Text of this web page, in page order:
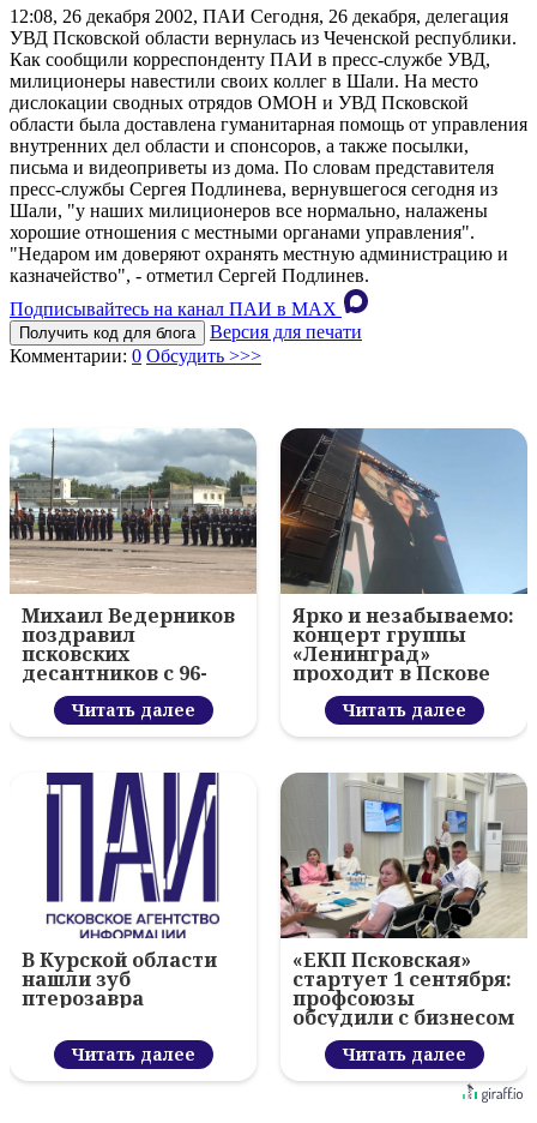
12:08, 26 декабря 2002, ПАИ Сегодня, 26 декабря, делегация
УВД Псковской области вернулась из Чеченской республики.
Как сообщили корреспонденту ПАИ в пресс-службе УВД,
милиционеры навестили своих коллег в Шали. На место
дислокации сводных отрядов ОМОН и УВД Псковской
области была доставлена гуманитарная помощь от управления
внутренних дел области и спонсоров, а также посылки,
письма и видеоприветы из дома. По словам представителя
пресс-службы Сергея Подлинева, вернувшегося сегодня из
Шали, "у наших милиционеров все нормально, налажены
хорошие отношения с местными органами управления".
"Недаром им доверяют охранять местную администрацию и
казначейство", - отметил Сергей Подлинев.
Подписывайтесь на канал ПАИ в MAХ
Получить код для блога
Версия для печати
Комментарии: 0 Обсудить >>>
Михаил Ведерников
поздравил
псковских
десантников с 96-
летием ВДВ и
вручил награды
Читать далее
Ярко и незабываемо:
концерт группы
«Ленинград»
проходит в Пскове
Читать далее
В Курской области
нашли зуб
птерозавра
Читать далее
«ЕКП Псковская»
стартует 1 сентября:
профсоюзы
обсудили с бизнесом
новый цифровой
проектЧитать далее